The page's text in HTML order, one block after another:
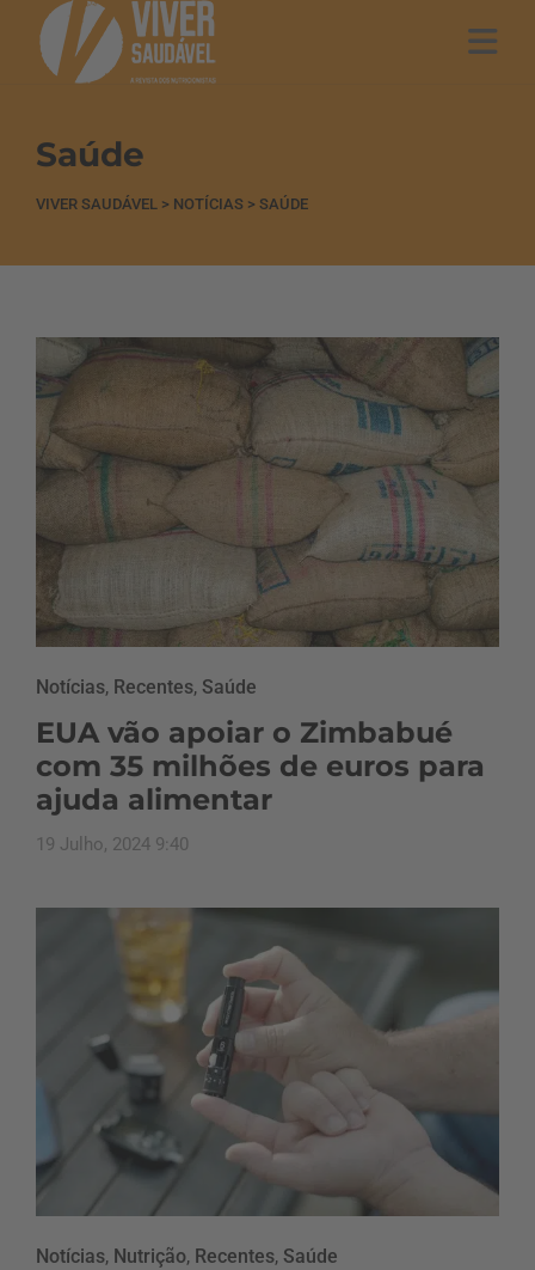
Saúde
VIVER SAUDÁVEL > NOTÍCIAS > SAÚDE
Notícias, Recentes, Saúde
EUA vão apoiar o Zimbabué
com 35 milhões de euros para
ajuda alimentar
19 Julho, 2024 9:40
Notícias, Nutrição, Recentes, Saúde